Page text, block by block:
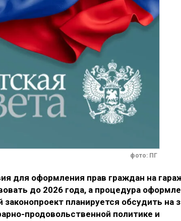
фото: ПГ
для оформления прав граждан на
до 2026 года, а процедура
планируется обсудить на
продовольственной политике и